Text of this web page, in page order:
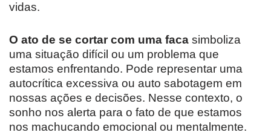
vidas.
O ato de se cortar com uma faca simboliza
uma situação difícil ou um problema que
estamos enfrentando. Pode representar uma
autocrítica excessiva ou auto sabotagem em
nossas ações e decisões. Nesse contexto, o
sonho nos alerta para o fato de que estamos
nos machucando emocional ou mentalmente.